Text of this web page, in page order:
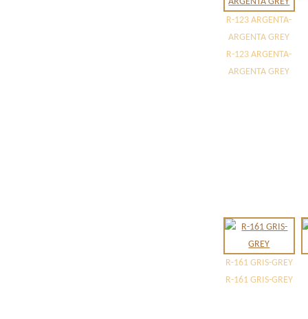
R-123 ARGENTA-
ARGENTA GREY
R-123 ARGENTA-
ARGENTA GREY
R-161 GRIS-GREY
R-161 GRIS-GREY